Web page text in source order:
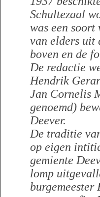
Schultezaal
was een soort
van elders uit
boven en de
De redactie
Hendrik
Jan Cornelis
genoemd)
Deever.
De traditie
op eigen
gemiente
lomp
burgemeester